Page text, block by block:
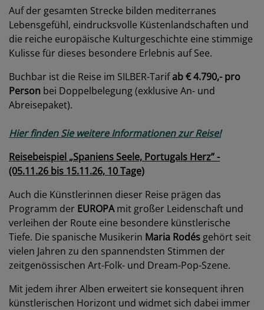
Auf der gesamten Strecke bilden mediterranes
Lebensgefühl, eindrucksvolle Küstenlandschaften und
die reiche europäische Kulturgeschichte eine stimmige
Kulisse für dieses besondere Erlebnis auf See.
Buchbar ist die Reise im SILBER-Tarifab € 4.790,- pro
Person bei Doppelbelegung (exklusive An- und
Abreisepaket).
Hier finden Sie weitere Informationen zur Reise!
Reisebeispiel „Spaniens Seele, Portugals Herz” -
(05.11.26 bis 15.11.26, 10 Tage)
Auch die Künstlerinnen dieser Reise prägen das
Programm der EUROPAmit großer Leidenschaft und
verleihen der Route eine besondere künstlerische
Tiefe. Die spanische Musikerin Maria Rodés gehört seit
vielen Jahren zu den spannendsten Stimmen der
zeitgenössischen Art-Folk- und Dream-Pop-Szene.
Mit jedem ihrer Alben erweitert sie konsequent ihren
künstlerischen Horizont und widmet sich dabei immer